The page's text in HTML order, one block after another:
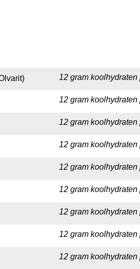
12 gram koolhydraten
12 gram koolhydraten
12 gram koolhydraten
12 gram koolhydraten
12 gram koolhydraten
12 gram koolhydraten
12 gram koolhydraten
12 gram koolhydraten
12 gram koolhydraten